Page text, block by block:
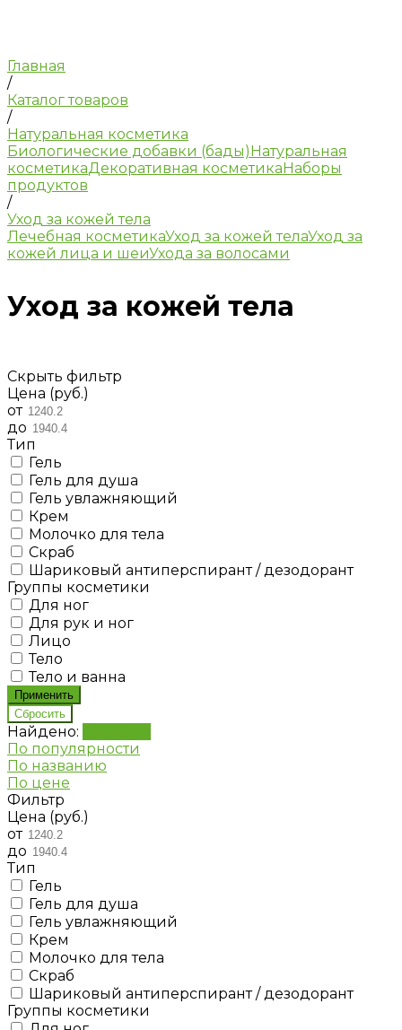
Главная
/
Каталог товаров
/
Натуральная косметика
Биологические добавки (бады) Натуральная
косметикаДекоративная косметика Наборы
продуктов
/
Уход за кожей тела
Лечебная косметикаУход за кожей телаУход за
кожей лица и шеиУхода за волосами
Уход за кожей тела
Скрыть фильтр
Цена (руб.)
от
до
Тип
Гель
Гель для душа
Гель увлажняющий
Крем
Молочко для тела
Скраб
Шариковый антиперспирант / дезодорант
Группы косметики
Для ног
Для рук и ног
Лицо
Тело
Тело и ванна
Найдено:
По популярности
По названию
По цене
Фильтр
Цена (руб.)
от
до
Тип
Гель
Гель для душа
Гель увлажняющий
Крем
Молочко для тела
Скраб
Шариковый антиперспирант / дезодорант
Группы косметики